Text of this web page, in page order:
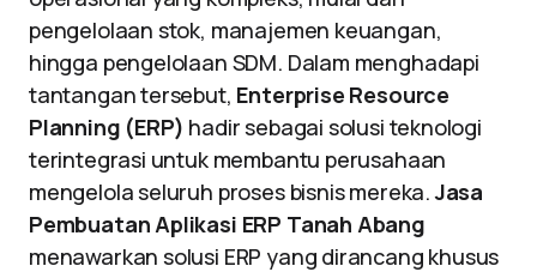
pengelolaan stok, manajemen keuangan,
hingga pengelolaan SDM. Dalam menghadapi
tantangan tersebut, Enterprise Resource
Planning (ERP) hadir sebagai solusi teknologi
terintegrasi untuk membantu perusahaan
mengelola seluruh proses bisnis mereka.Jasa
Pembuatan Aplikasi ERP Tanah Abang
menawarkan solusi ERP yang dirancang khusus